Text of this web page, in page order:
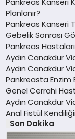
Planlanır?
Pankreas Kanseri
Gebelik Sonrası
Pankreas
Aydın Canakdur
Aydın Canakdur
Pankreasta Enzim
Genel Cerrahi
Aydın Canakdur
Anal Fistül
Son Dakika